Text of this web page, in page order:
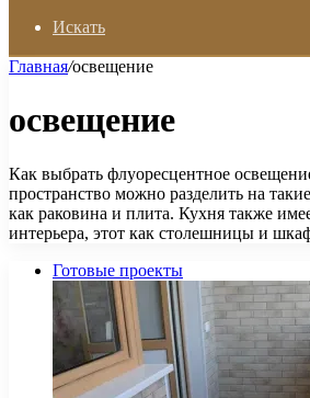
Искать
Главная/освещение
освещение
Как выбрать флуоресцентное
пространство можно разделить на
как раковина и плита. Кухня также
интерьера, этот как столешницы и
Готовые проекты